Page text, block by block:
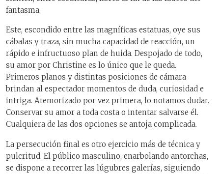
fantasma.
Este, escondido entre las magníficas estatuas, oye sus
cábalas y traza, sin mucha capacidad de reacción, un
rápido e infructuoso plan de huida. Despojado de todo,
su amor por Christine es lo único que le queda.
Primeros planos y distintas posiciones de cámara
brindan al espectador momentos de duda, curiosidad e
intriga. Atemorizado por vez primera, lo notamos dudar.
Conservar su amor a toda costa o intentar salvarse él.
Cualquiera de las dos opciones se antoja complicada.
La persecución final es otro ejercicio más de técnica y
pulcritud. El público masculino, enarbolando antorchas,
se dispone a recorrer las lúgubres galerías, siguiendo